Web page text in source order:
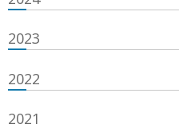
2023
2022
2021